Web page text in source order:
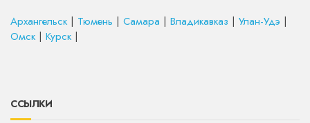
Архангельск | Тюмень | Самара | Владикавказ | Улан-Удэ |
Омск | Курск |
ССЫЛКИ